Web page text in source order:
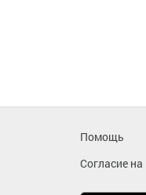
Помощь
Согласие